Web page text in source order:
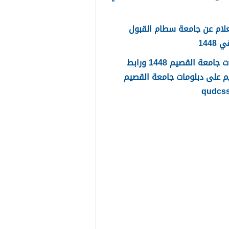
عن جامعة سطام القبول
دبلومات جامعة القصيم 1448 ورابط
على دبلومات جامعة القصيم